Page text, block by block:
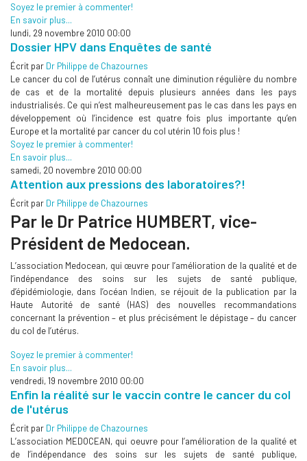
Soyez le premier à commenter!
En savoir plus...
lundi, 29 novembre 2010 00:00
Dossier HPV dans Enquêtes de santé
Écrit par Dr Philippe de Chazournes
Le cancer du col de l’utérus connaît une diminution régulière du nombre
de cas et de la mortalité depuis plusieurs années dans les pays
industrialisés. Ce qui n’est malheureusement pas le cas dans les pays en
développement où l’incidence est quatre fois plus importante qu’en
Europe et la mortalité par cancer du col utérin 10 fois plus !
Soyez le premier à commenter!
En savoir plus...
samedi, 20 novembre 2010 00:00
Attention aux pressions des laboratoires?!
Écrit par Dr Philippe de Chazournes
Par le Dr Patrice HUMBERT, vice-
Président de Medocean.
L’association Medocean, qui œuvre pour l’amélioration de la qualité et de
l’indépendance des soins sur les sujets de santé publique,
d’épidémiologie, dans l’océan Indien, se réjouit de la publication par la
Haute Autorité de santé (HAS) des nouvelles recommandations
concernant la prévention – et plus précisément le dépistage – du cancer
du col de l’utérus.
Soyez le premier à commenter!
En savoir plus...
vendredi, 19 novembre 2010 00:00
Enfin la réalité sur le vaccin contre le cancer du col
de l'utérus
Écrit par Dr Philippe de Chazournes
L’association MEDOCEAN, qui oeuvre pour l’amélioration de la qualité et
de l’indépendance des soins sur les sujets de santé publique,